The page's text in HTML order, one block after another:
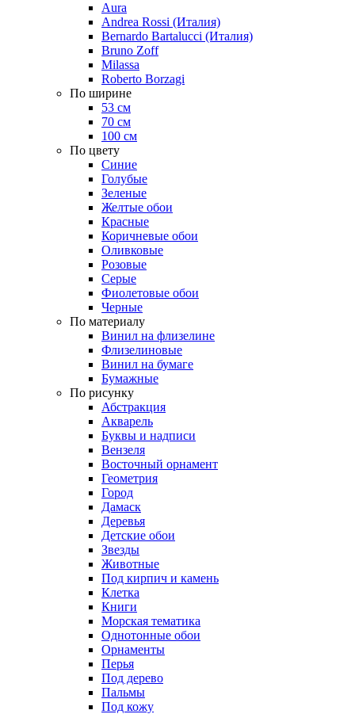
Aura
Andrea Rossi (Италия)
Bernardo Bartalucci (Италия)
Bruno Zoff
Milassa
Roberto Borzagi
По ширине
53 см
70 см
100 см
По цвету
Синие
Голубые
Зеленые
Желтые обои
Красные
Коричневые обои
Оливковые
Розовые
Серые
Фиолетовые обои
Черные
По материалу
Винил на флизелине
Флизелиновые
Винил на бумаге
Бумажные
По рисунку
Абстракция
Акварель
Буквы и надписи
Вензеля
Восточный орнамент
Геометрия
Город
Дамаск
Деревья
Детские обои
Звезды
Животные
Под кирпич и камень
Клетка
Книги
Морская тематика
Однотонные обои
Орнаменты
Перья
Под дерево
Пальмы
Под кожу